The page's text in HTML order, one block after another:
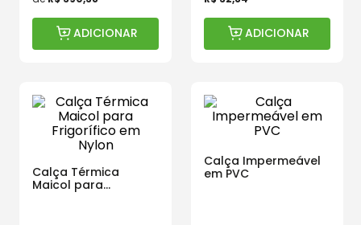
ADICIONAR ADICIONAR
Calça Térmica
Maicol para
Frigorífico em Nylon
Calça Impermeável
em PVC